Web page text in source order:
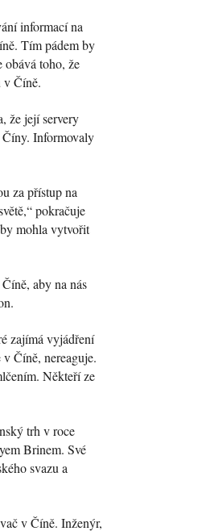
informací na
Tím pádem by
toho, že
v Číně.
že její servery
Informovaly
za přístup na
pokračuje
mohla vytvořit
aby na nás
zajímá vyjádření
Číně, nereaguje.
Někteří ze
trh v roce
Brinem. Své
svazu a
v Číně. Inženýr,